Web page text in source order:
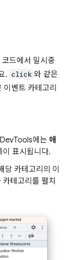
드에서 일시중
. click 와 같은
벤트 카테고리
에는 애
표시됩니다.
당 카테고리의 이
테고리를 펼치